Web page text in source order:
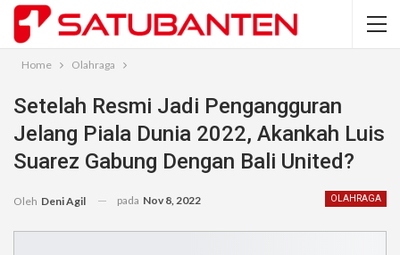
Home Olahraga
Setelah Resmi Jadi Pengangguran
Jelang Piala Dunia 2022, Akankah Luis
Suarez Gabung Dengan Bali United?
OLAHRAGA
Oleh Deni Agil pada Nov 8, 2022